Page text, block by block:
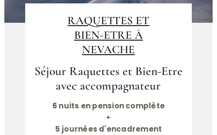
RAQUETTES ET
BIEN-ETRE À
NEVACHE
Séjour Raquettes et Bien-Etre
avec accompagnateur
6 nuits en pension complète
+
5 journées d'encadrement